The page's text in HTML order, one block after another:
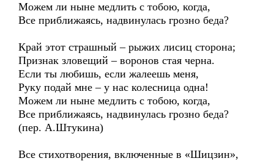
Можем ли ныне медлить с тобою, когда,
Все приближаясь, надвинулась грозно беда?
Край этот страшный – рыжих лисиц сторона;
Признак зловещий – воронов стая черна.
Если ты любишь, если жалеешь меня,
Руку подай мне – у нас колесница одна!
Можем ли ныне медлить с тобою, когда,
Все приближаясь, надвинулась грозно беда?
(пер. А.Штукина)
Все стихотворения, включенные в «Шицзин»,